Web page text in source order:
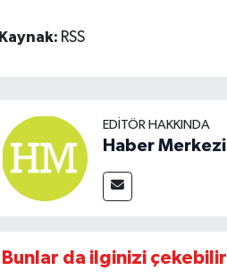
Kaynak: RSS
EDITÖR HAKKINDA
Haber Merkezi
Bunlar da ilginizi çekebilir